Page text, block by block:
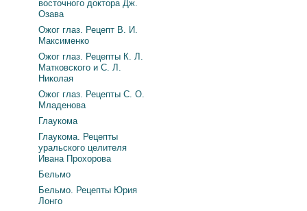
восточного доктора Дж.
Озава
Ожог глаз. Рецепт В. И.
Максименко
Ожог глаз. Рецепты К. Л.
Матковского и С. Л.
Николая
Ожог глаз. Рецепты С. О.
Младенова
Глаукома
Глаукома. Рецепты
уральского целителя
Ивана Прохорова
Бельмо
Бельмо. Рецепты Юрия
Лонго